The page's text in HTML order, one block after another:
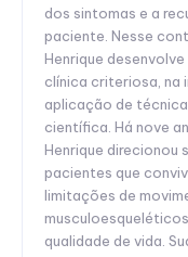
dos sintomas e a
paciente. Nesse
Henrique
clínica criteriosa, na
aplicação de
científica. Há nove
Henrique direcionou
pacientes que
limitações de
qualidade de vida.